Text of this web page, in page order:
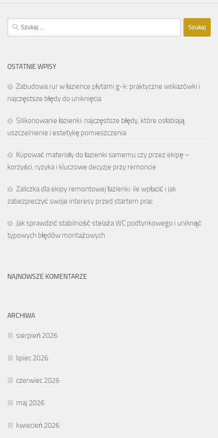
Szukaj:
OSTATNIE WPISY
Zabudowa rur w łazience płytami g-k: praktyczne wskazówki i
najczęstsze błędy do uniknięcia
Silikonowanie łazienki: najczęstsze błędy, które osłabiają
uszczelnienie i estetykę pomieszczenia
Kupować materiały do łazienki samemu czy przez ekipę –
korzyści, ryzyka i kluczowe decyzje przy remoncie
Zaliczka dla ekipy remontowej łazienki: ile wpłacić i jak
zabezpieczyć swoje interesy przed startem prac
Jak sprawdzić stabilność stelaża WC podtynkowego i uniknąć
typowych błędów montażowych
NAJNOWSZE KOMENTARZE
ARCHIWA
sierpień 2026
lipiec 2026
czerwiec 2026
maj 2026
kwiecień 2026